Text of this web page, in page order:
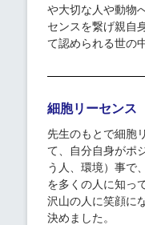
や大切な人や動物
センスを繋げ親自
て認められる世の
細胞リーセン
先生のもとで細胞
て、自分自身がポ
う人、環境）事で
を多くの人に知っ
沢山の人に笑顔に
決めました。